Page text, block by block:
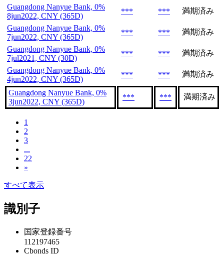
Guangdong Nanyue Bank, 0%
8jun2022, CNY (365D)
*** ***
満期済み
Guangdong Nanyue Bank, 0%
7jun2022, CNY (365D)
*** ***
満期済み
Guangdong Nanyue Bank, 0%
7jul2021, CNY (30D)
*** ***
満期済み
Guangdong Nanyue Bank, 0%
4jun2022, CNY (365D)
*** *** 満期済み
Guangdong Nanyue Bank, 0%
3jun2022, CNY (365D)
*** *** 満期済み
1
2
3
...
22
»
すべて表示
識別子
国家登録番号
112197465
Cbonds ID